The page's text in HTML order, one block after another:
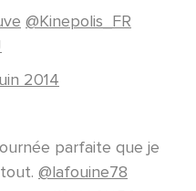
@Kinepolis_FR
2014
parfaite que je
@lafouine78